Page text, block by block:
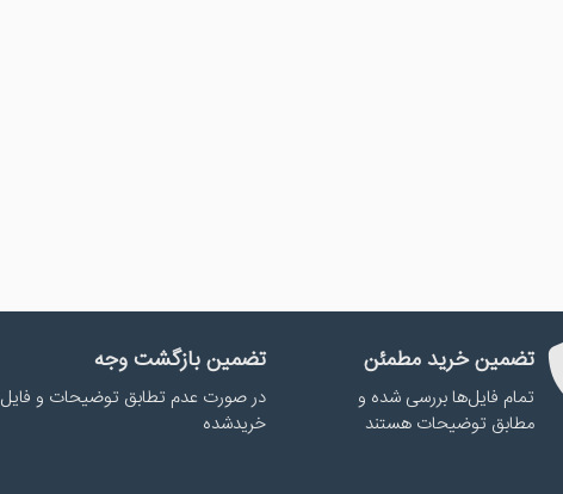
تضمین خرید مطمئن
تمام فایل‌ها بررسی شده و
مطابق توضیحات هستند
تضمین بازگشت وجه
در صورت عدم تطابق توضیحات و فایل
خریدشده